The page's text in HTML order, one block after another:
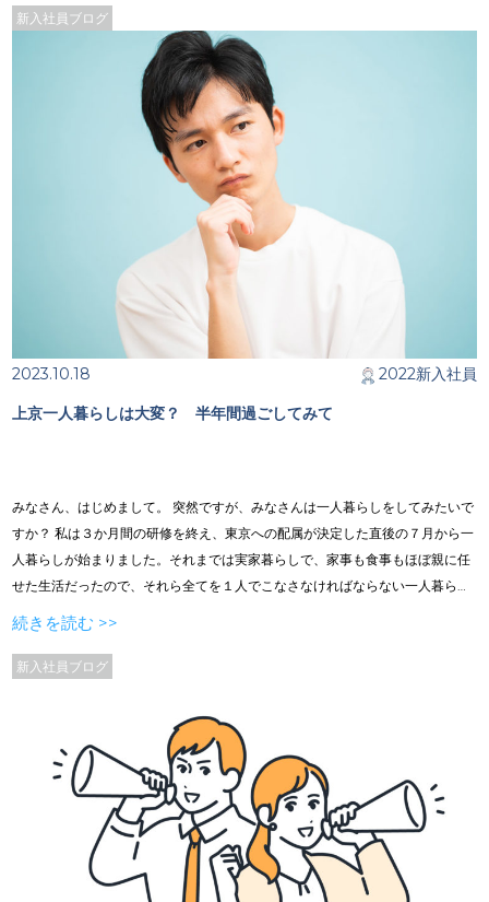
新入社員ブログ
2023.10.18
2022新入社員
上京一人暮らしは大変？ 半年間過ごしてみて
みなさん、はじめまして。 突然ですが、みなさんは一人暮らしをしてみたいで
すか？ 私は３か月間の研修を終え、東京への配属が決定した直後の７月から一
人暮らしが始まりました。それまでは実家暮らしで、家事も食事もほぼ親に任
せた生活だったので、それら全てを１人でこなさなければならない一人暮らし
はとても不安でした。 このブログを読んでいる方の中には、東京での生活に憧
んでいる場所は埼玉県なので、厳密にいえば上京ではないのですが、田舎から
続きを読む >>
新入社員ブログ